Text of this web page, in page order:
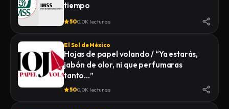
tiempo
500.0K lecturas
El Sol de México
Hojas de papel volando / “Ya estarás,
jabón de olor, ni que perfumaras
tanto…”
500.0K lecturas